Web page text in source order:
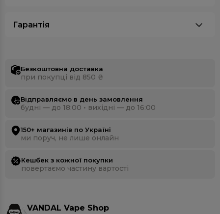
Гарантія
Безкоштовна доставка
при покупці від 850 ₴
Відправляємо в день замовлення
будні — до 18:00 • вихідні — до 16:00
150+ магазинів по Україні
ми поруч, не лише онлайн
Кешбек з кожної покупки
повертаємо частину вартості
VANDAL Vape Shop